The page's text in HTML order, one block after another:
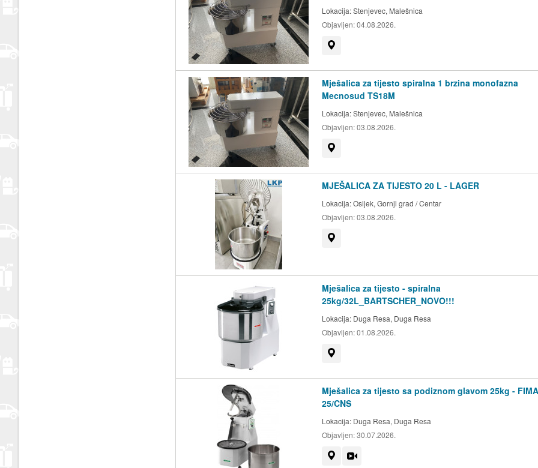
Lokacija:Stenjevec, Malešnica
Objavljen:04.08.2026.
Mješalica za tijesto spiralna 1 brzina monofazna
Mecnosud TS18M
Lokacija:Stenjevec, Malešnica
Objavljen:03.08.2026.
MJEŠALICA ZA TIJESTO 20 L - LAGER
Lokacija:Osijek, Gornji grad / Centar
Objavljen:03.08.2026.
Mješalica za tijesto - spiralna
25kg/32L_BARTSCHER_NOVO!!!
Lokacija: Duga Resa, Duga Resa
Objavljen:01.08.2026.
Mješalica za tijesto sa podiznom glavom 25kg -
25/CNS
Lokacija: Duga Resa, Duga Resa
Objavljen:30.07.2026.